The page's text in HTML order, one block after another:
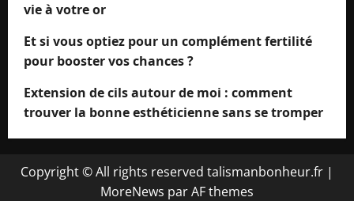
vie à votre or
Et si vous optiez pour un complément fertilité
pour booster vos chances ?
Extension de cils autour de moi : comment
trouver la bonne esthéticienne sans se tromper
Copyright © All rights reserved talismanbonheur.fr |
MoreNews par AF themes